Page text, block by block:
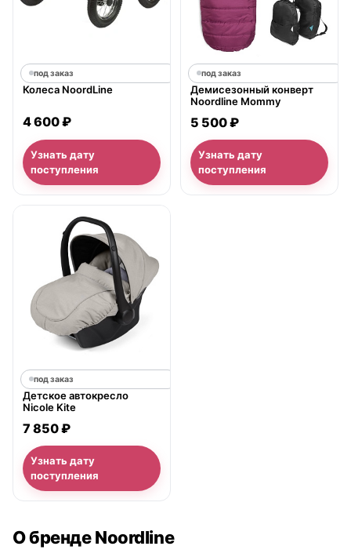
под заказ
Колеса NoordLine
4 600 ₽
Узнать дату
поступления
под заказ
Демисезонный конверт
Noordline Mommy
5 500 ₽
Узнать дату
поступления
под заказ
Детское автокресло
Nicole Kite
7 850 ₽
Узнать дату
поступления
О бренде Noordline